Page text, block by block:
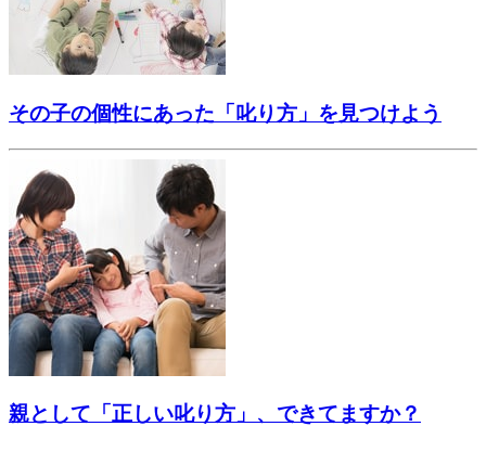
その子の個性にあった「叱り方」を見つけよう
親として「正しい叱り方」、できてますか？